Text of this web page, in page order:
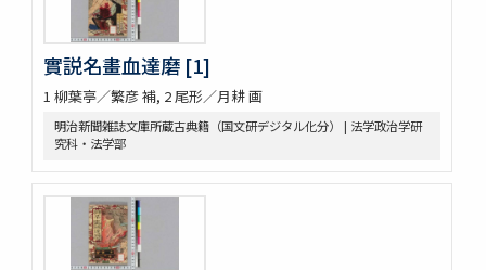
實説名畫血達磨 [1]
1 柳葉亭／繁彦 補, 2 尾形／月耕 画
明治新聞雑誌文庫所蔵古典籍（国文研デジタル化分） | 法学政治学研
究科・法学部